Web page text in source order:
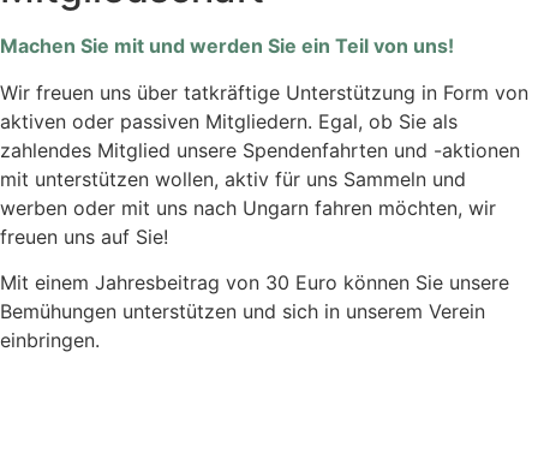
Machen Sie mit und werden Sie ein Teil von uns!
Wir freuen uns über tatkräftige Unterstützung in Form von
aktiven oder passiven Mitgliedern. Egal, ob Sie als
zahlendes Mitglied unsere Spendenfahrten und -aktionen
mit unterstützen wollen, aktiv für uns Sammeln und
werben oder mit uns nach Ungarn fahren möchten, wir
freuen uns auf Sie!
Mit einem Jahresbeitrag von 30 Euro können Sie unsere
Bemühungen unterstützen und sich in unserem Verein
einbringen.